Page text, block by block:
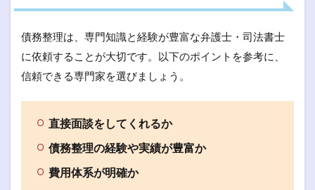
債務整理は、専門知識と経験が豊富な弁護士・司法書士
に依頼することが大切です。以下のポイントを参考に、
信頼できる専門家を選びましょう。
直接面談をしてくれるか
債務整理の経験や実績が豊富か
費用体系が明確か